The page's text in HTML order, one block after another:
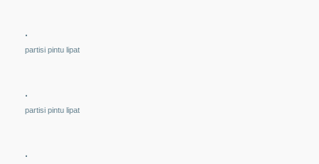
.
partisi pintu lipat
.
partisi pintu lipat
.